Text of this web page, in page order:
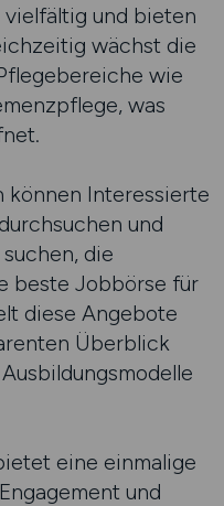
und bieten
wächst die
wie
was
können Interessierte
und
die
beste Jobbörse für
diese Angebote
Überblick
eine einmalige
und